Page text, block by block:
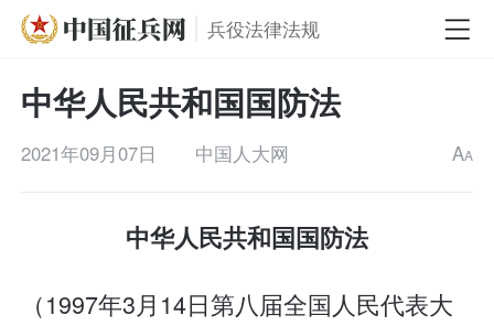
兵役法律法规
中华人民共和国国防法
2021年09月07日 中国人大网 AA
中华人民共和国国防法
（1997年3月14日第八届全国人民代表大